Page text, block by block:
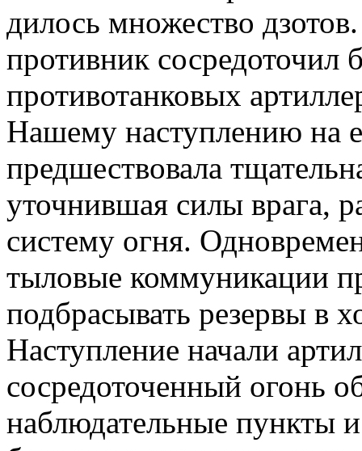
дилось множество
противник сосредоточил
противотанковых
Нашему наступлению на
предшествовала
уточнившая силы врага,
систему огня.
тыловые коммуникации
подбрасывать резервы в
Наступление начали
сосредоточенный огонь
наблюдательные пункты